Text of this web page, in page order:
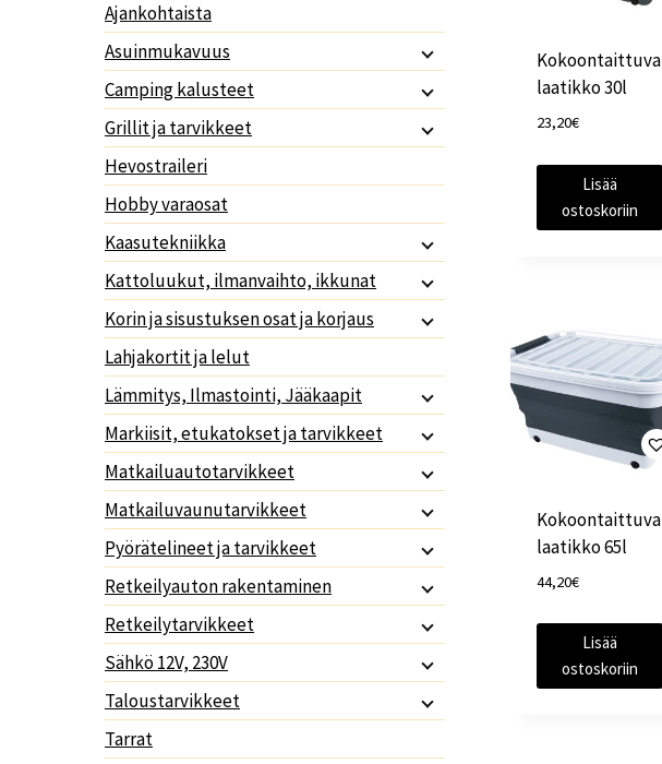
Kokoontaittuva
laatikko 30l
23,20€
Lisää
ostoskoriin
Kokoontaittuva
laatikko 65l
44,20€
Lisää
ostoskoriin
Ajankohtaista
Asuinmukavuus
Camping kalusteet
Grillit ja tarvikkeet
Hevostraileri
Hobby varaosat
Kaasutekniikka
Kattoluukut, ilmanvaihto, ikkunat
Korin ja sisustuksen osat ja korjaus
Lahjakortit ja lelut
Lämmitys, Ilmastointi, Jääkaapit
Markiisit, etukatokset ja tarvikkeet
Matkailuautotarvikkeet
Matkailuvaunutarvikkeet
Pyörätelineet ja tarvikkeet
Retkeilyauton rakentaminen
Retkeilytarvikkeet
Sähkö 12V, 230V
Taloustarvikkeet
Tarrat